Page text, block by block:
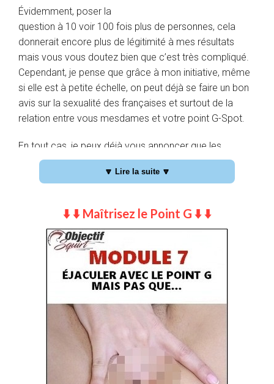
Évidemment, poser la
question à 10 voir 100 fois plus de personnes, cela
donnerait encore plus de légitimité à mes résultats
mais vous vous doutez bien que c’est très compliqué.
Cependant, je pense que grâce à mon initiative, même
si elle est à petite échelle, on peut déjà se faire un bon
avis sur la sexualité des françaises et surtout de la
relation entre vous mesdames et votre point G-Spot.
En tout cas, je peux déjà vous annoncer que les
résultats que j’ai obtenus collent parfaitement avec
l’état des lieux que j’ai pu faire grâce à mon expérience
Dès lors, voyons ensemble comment je peux en arriver
à la conclusion suivante : 80% des femmes ne
connaissent pas leur point G !
Mon questionnaire spécial orgasme
vaginal en détails
100 femmes ont répondu à toutes mes questions ciblant
leur vie intime
Ces 100 femmes ont joué le jeu et elles ont donc
répondu à ce petit questionnaire, court mais efficace,
sous forme de 10 questions.
🔽 Lire la suite 🔽
⬇️ ⬇️ Maîtrisez le Point G ⬇️ ⬇️